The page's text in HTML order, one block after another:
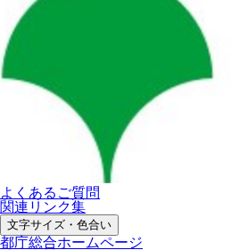
よくあるご質問
関連リンク集
文字サイズ・色合い
都庁総合ホームページ